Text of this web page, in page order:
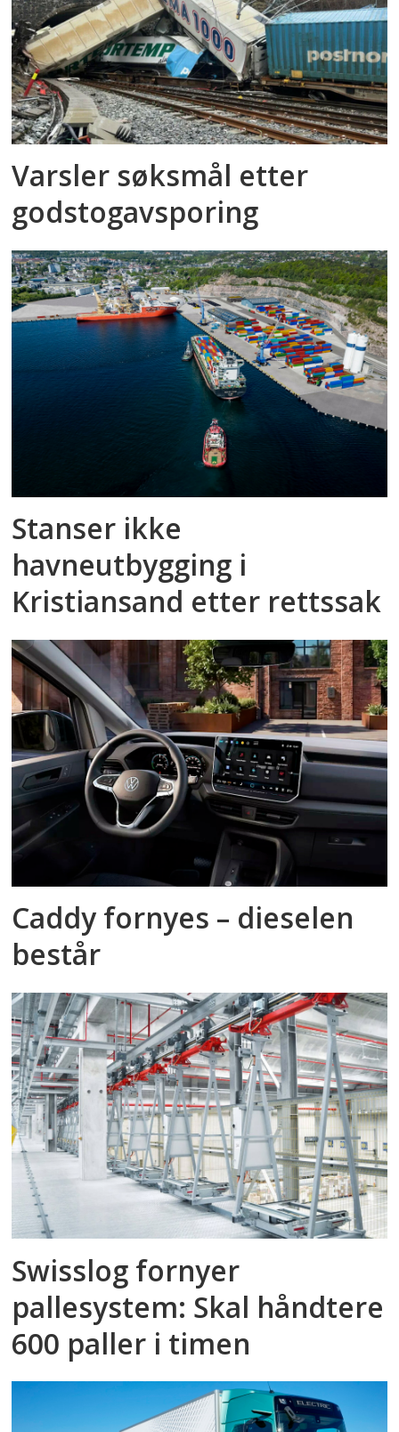
Varsler søksmål etter
godstog­avsporing
Stanser ikke
havneutbygging i
Kristiansand etter rettssak
Caddy fornyes – dieselen
består
Swisslog fornyer
pallesystem: Skal håndtere
600 paller i timen